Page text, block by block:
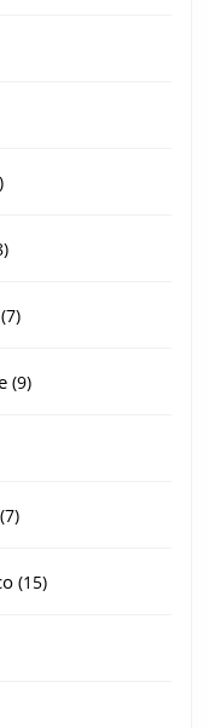
8
77
99
77
1515